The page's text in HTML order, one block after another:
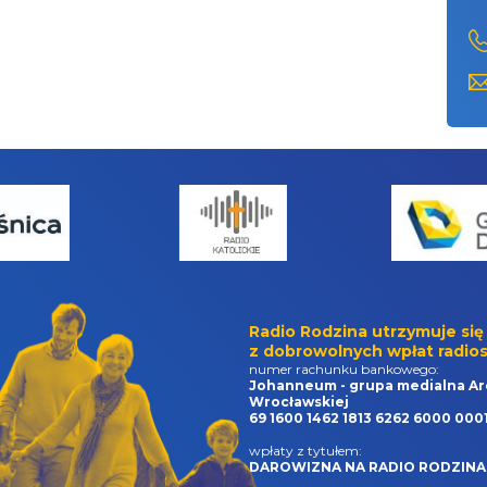
Radio Rodzina utrzymuje się
z dobrowolnych wpłat
numer rachunku bankowego:
Johanneum - grupa medialna
Wrocławskiej
69 1600 1462 1813 6262 6000
wpłaty z tytułem:
DAROWIZNA NA RADIO RODZINA